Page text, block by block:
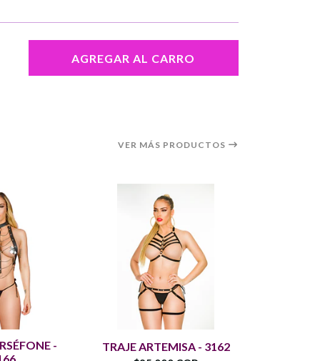
AGREGAR AL CARRO
VER MÁS PRODUCTOS
-
TRAJE ARTEMISA - 3162